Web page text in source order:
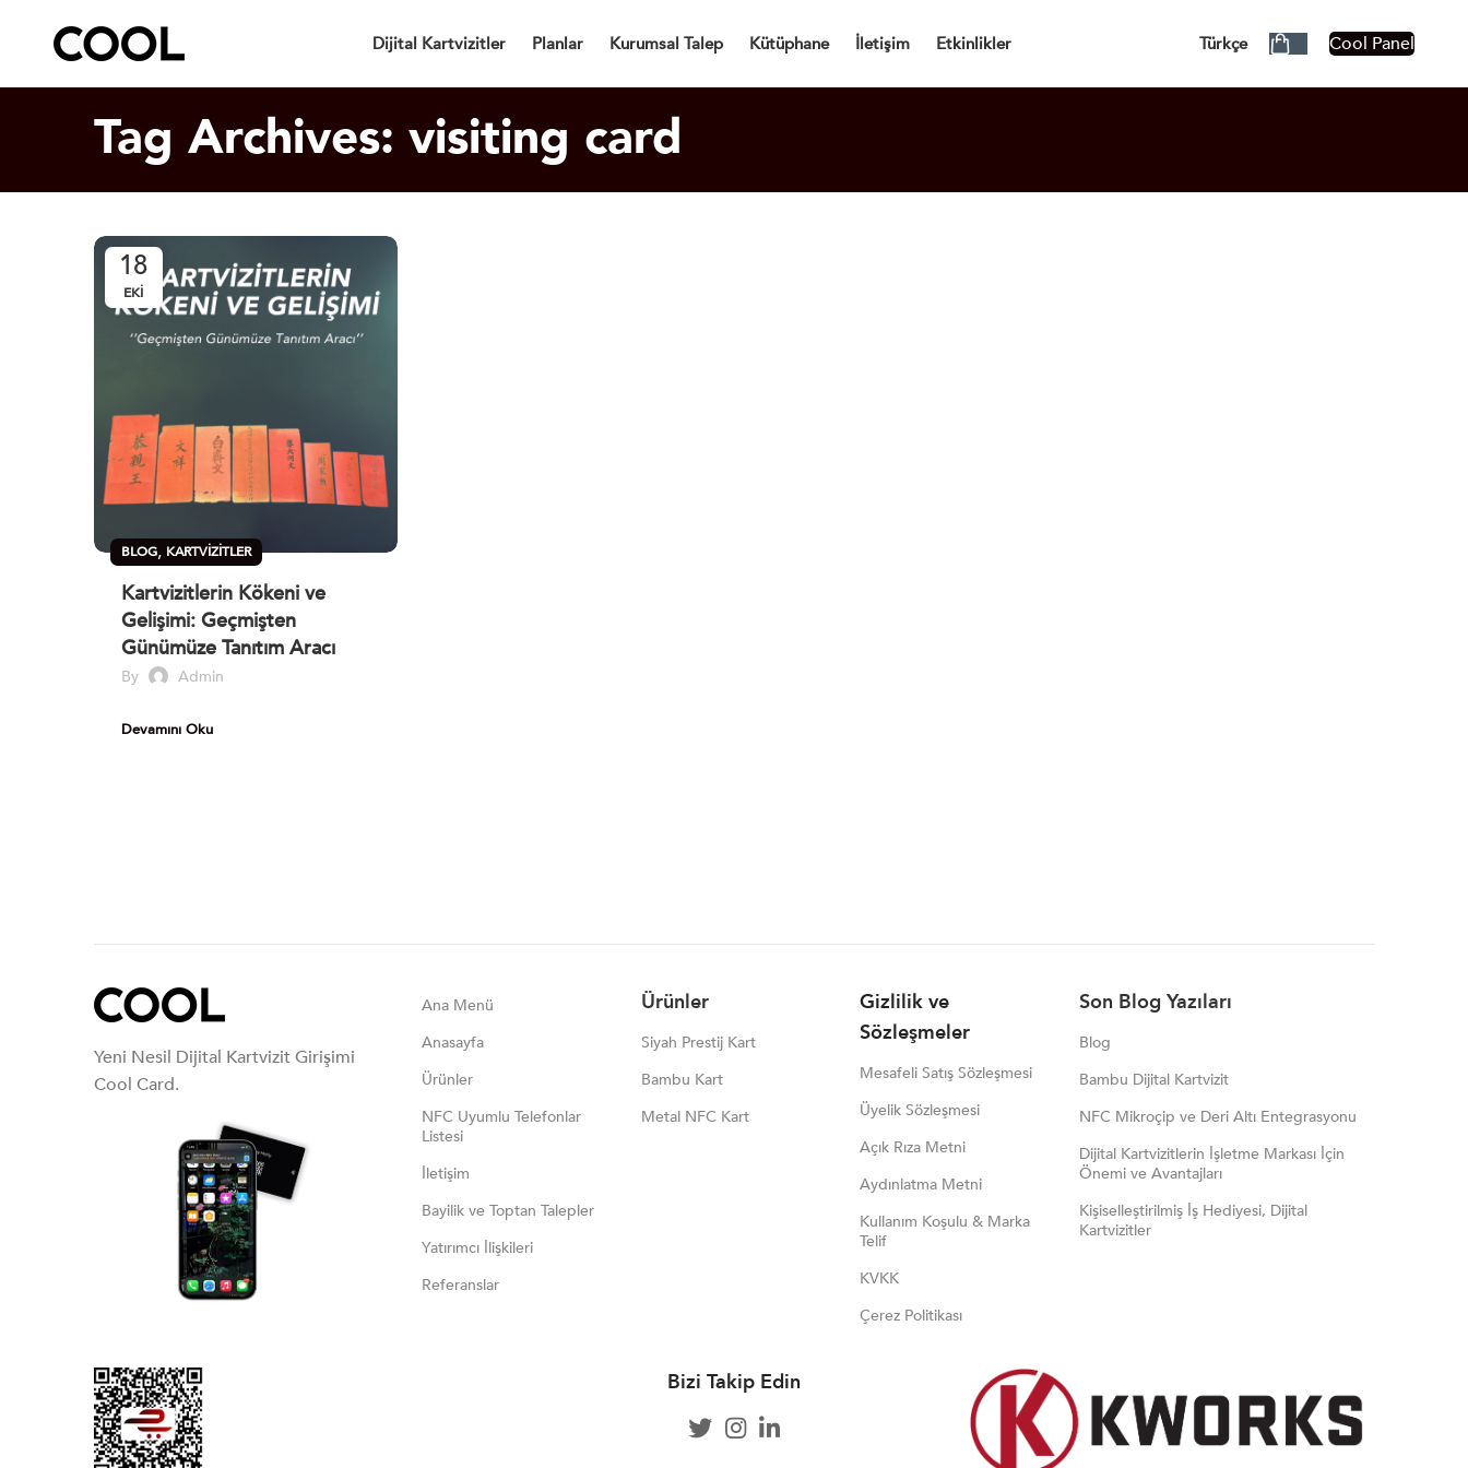
Dijital Kartvizitler Planlar Kurumsal Talep Kütüphane İletişim Etkinlikler Türkçe Cool Panel
Tag Archives: visiting card
18
EKI
BLOG, KARTVIZITLER
Kartvizitlerin Kökeni ve
Gelişimi: Geçmişten
Günümüze Tanıtım Aracı
By Admin
Devamını Oku
Yeni Nesil Dijital Kartvizit Girişimi
Cool Card.
Ana Menü
Anasayfa
Ürünler
NFC Uyumlu Telefonlar
Listesi
İletişim
Bayilik ve Toptan Talepler
Yatırımcı İlişkileri
Referanslar
Ürünler
Siyah Prestij Kart
Bambu Kart
Metal NFC Kart
Gizlilik ve
Sözleşmeler
Mesafeli Satış Sözleşmesi
Üyelik Sözleşmesi
Açık Rıza Metni
Aydınlatma Metni
Kullanım Koşulu & Marka
Telif
KVKK
Çerez Politikası
Son Blog Yazıları
Blog
Bambu Dijital Kartvizit
NFC Mikroçip ve Deri Altı Entegrasyonu
Dijital Kartvizitlerin İşletme Markası İçin
Önemi ve Avantajları
Kişiselleştirilmiş İş Hediyesi, Dijital
Kartvizitler
Bizi Takip Edin